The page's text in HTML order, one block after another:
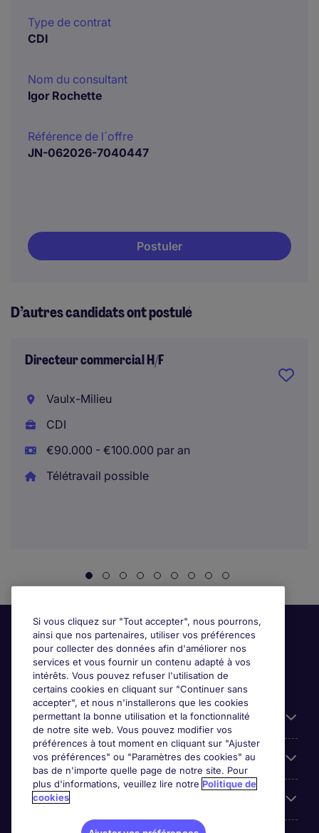
Type de contrat
CDI
Nom du consultant
Igor Rochette
Référence de l´offre
JN-062026-7040447
Postuler
D’autres candidats ont postulé
Directeur commercial H/F
Vaulx-Milieu
CDI
€90.000 - €100.000 par an
Télétravail possible
Candidats
Entreprises
Contact
Si vous cliquez sur "Tout accepter", nous pourrons,
ainsi que nos partenaires, utiliser vos préférences
pour collecter des données afin d'améliorer nos
services et vous fournir un contenu adapté à vos
intérêts. Vous pouvez refuser l'utilisation de
certains cookies en cliquant sur "Continuer sans
accepter", et nous n'installerons que les cookies
permettant la bonne utilisation et la fonctionnalité
de notre site web. Vous pouvez modifier vos
préférences à tout moment en cliquant sur "Ajuster
vos préférences" ou "Paramètres des cookies" au
bas de n'importe quelle page de notre site. Pour
plus d'informations, veuillez lire notre Politique de
cookies